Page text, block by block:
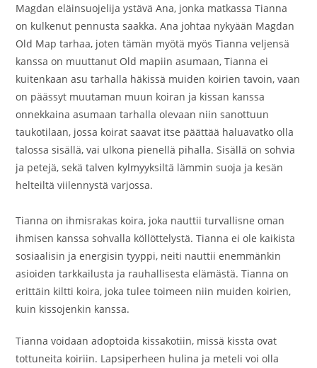
Magdan eläinsuojelija ystävä Ana, jonka matkassa Tianna
on kulkenut pennusta saakka. Ana johtaa nykyään Magdan
Old Map tarhaa, joten tämän myötä myös Tianna veljensä
kanssa on muuttanut Old mapiin asumaan, Tianna ei
kuitenkaan asu tarhalla häkissä muiden koirien tavoin, vaan
on päässyt muutaman muun koiran ja kissan kanssa
onnekkaina asumaan tarhalla olevaan niin sanottuun
taukotilaan, jossa koirat saavat itse päättää haluavatko olla
talossa sisällä, vai ulkona pienellä pihalla. Sisällä on sohvia
ja petejä, sekä talven kylmyyksiltä lämmin suoja ja kesän
helteiltä viilennystä varjossa.
Tianna on ihmisrakas koira, joka nauttii turvallisne oman
ihmisen kanssa sohvalla köllöttelystä. Tianna ei ole kaikista
sosiaalisin ja energisin tyyppi, neiti nauttii enemmänkin
asioiden tarkkailusta ja rauhallisesta elämästä. Tianna on
erittäin kiltti koira, joka tulee toimeen niin muiden koirien,
kuin kissojenkin kanssa.
Tianna voidaan adoptoida kissakotiin, missä kissta ovat
tottuneita koiriin. Lapsiperheen hulina ja meteli voi olla